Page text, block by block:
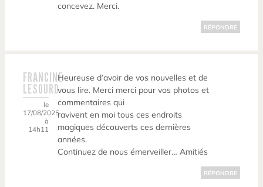
concevez. Merci.
RÉPONDRE
FRANCINE
LESOURD
le
17/08/2025
à
14h11
Heureuse d’avoir de vos nouvelles et de
vous lire. Merci merci pour vos photos et
commentaires qui
ravivent en moi tous ces endroits
magiques découverts ces dernières
années.
Continuez de nous émerveiller… Amitiés
RÉPONDRE